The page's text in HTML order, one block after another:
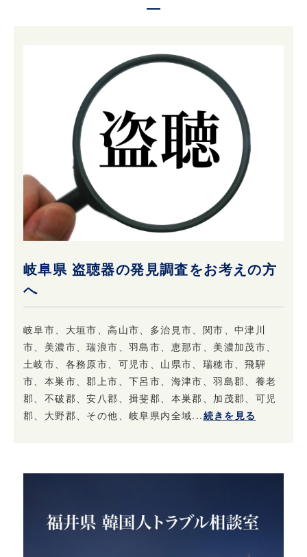
岐阜県 盗聴器の発見調査をお考えの方
へ
岐阜市、大垣市、高山市、多治見市、関市、中津川
市、美濃市、瑞浪市、羽島市、恵那市、美濃加茂市、
土岐市、各務原市、可児市、山県市、瑞穂市、飛騨
市、本巣市、郡上市、下呂市、海津市、羽島郡、養老
郡、不破郡、安八郡、揖斐郡、本巣郡、加茂郡、可児
郡、大野郡、その他、岐阜県内全域...続きを見る